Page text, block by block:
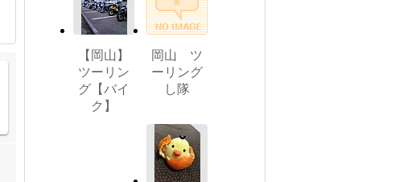
【岡山】
ツーリン
グ【バイ
ク】
岡山 ツ
ーリング
し隊